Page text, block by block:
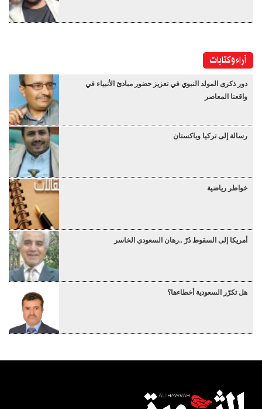
آراء وكتابات
دور ذكرى المولد النبوي في تعزيز حضور مبادئ الأنبياء في
واقعنا المعاصر
رسالة إلى تركيا وباكستان
خواطر رياضية
أمريكا إلى السقوط دُرْ ..رهان السعودي الخاسر
هل تكرّر السعودية أخطاءها؟